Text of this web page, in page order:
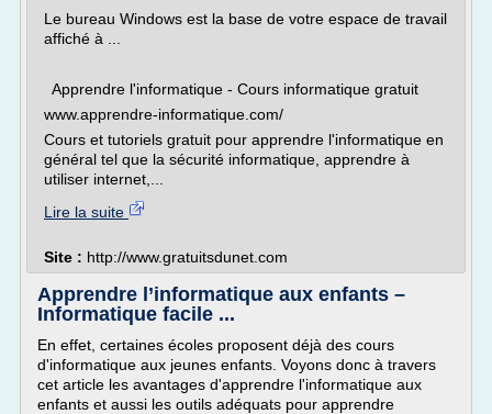
Le bureau Windows est la base de votre espace de travail
affiché à ...
Apprendre l'informatique - Cours informatique gratuit
www.apprendre-informatique.com/
Cours et tutoriels gratuit pour apprendre l'informatique en
général tel que la sécurité informatique, apprendre à
utiliser internet,...
Lire la suite
Site : http://www.gratuitsdunet.com
Apprendre l’informatique aux enfants –
Informatique facile ...
En effet, certaines écoles proposent déjà des cours
d'informatique aux jeunes enfants. Voyons donc à travers
cet article les avantages d'apprendre l'informatique aux
enfants et aussi les outils adéquats pour apprendre